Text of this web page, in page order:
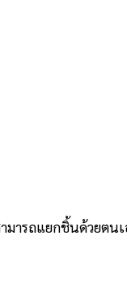
มารถแยกชิ้นด้วยตน